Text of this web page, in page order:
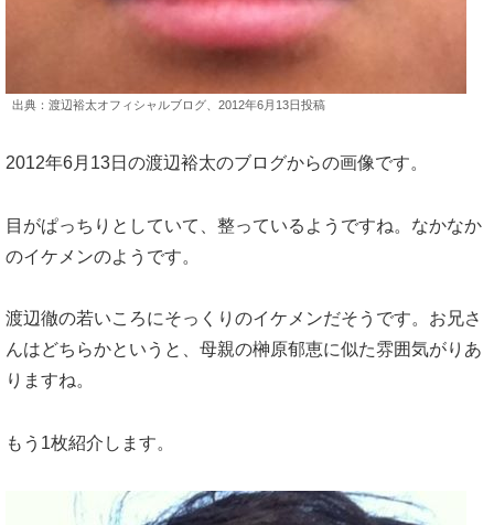
出典：渡辺裕太オフィシャルブログ、2012年6月13日投稿
2012年6月13日の渡辺裕太のブログからの画像です。
目がぱっちりとしていて、整っているようですね。なかなか
のイケメンのようです。
渡辺徹の若いころにそっくりのイケメンだそうです。お兄さ
んはどちらかというと、母親の榊原郁恵に似た雰囲気がりあ
りますね。
もう1枚紹介します。